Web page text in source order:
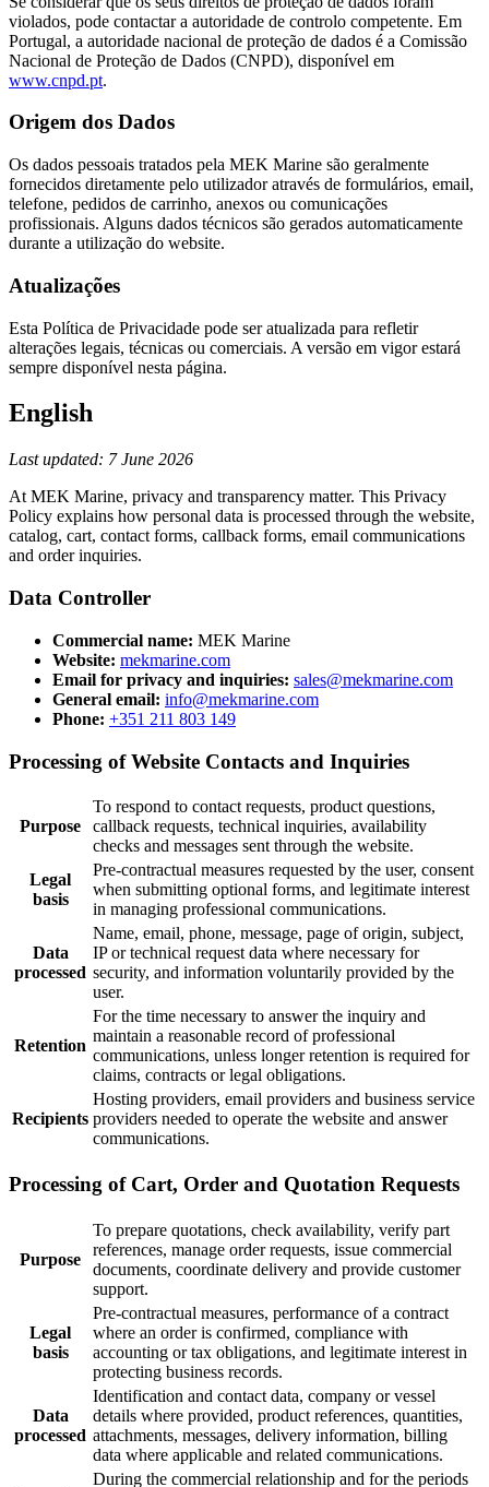
violados, pode contactar a autoridade de controlo competente. Em
Portugal, a autoridade nacional de proteção de dados é a Comissão
Nacional de Proteção de Dados (CNPD), disponível em
www.cnpd.pt.
Origem dos Dados
Os dados pessoais tratados pela MEK Marine são geralmente
fornecidos diretamente pelo utilizador através de formulários, email,
telefone, pedidos de carrinho, anexos ou comunicações
profissionais. Alguns dados técnicos são gerados automaticamente
durante a utilização do website.
Atualizações
Esta Política de Privacidade pode ser atualizada para refletir
alterações legais, técnicas ou comerciais. A versão em vigor estará
sempre disponível nesta página.
English
Last updated: 7 June 2026
At MEK Marine, privacy and transparency matter. This Privacy
Policy explains how personal data is processed through the website,
catalog, cart, contact forms, callback forms, email communications
and order inquiries.
Data Controller
Commercial name: MEK Marine
Website: mekmarine.com
Email for privacy and inquiries: sales@mekmarine.com
General email: info@mekmarine.com
Phone: +351 211 803 149
Processing of Website Contacts and Inquiries
Purpose
To respond to contact requests, product questions,
callback requests, technical inquiries, availability
checks and messages sent through the website.
Legal
basis
Pre-contractual measures requested by the user, consent
when submitting optional forms, and legitimate interest
in managing professional communications.
Data
processed
Name, email, phone, message, page of origin, subject,
IP or technical request data where necessary for
security, and information voluntarily provided by the
user.
Retention
For the time necessary to answer the inquiry and
maintain a reasonable record of professional
communications, unless longer retention is required for
claims, contracts or legal obligations.
Recipients
Hosting providers, email providers and business service
providers needed to operate the website and answer
communications.
Processing of Cart, Order and Quotation Requests
Purpose
To prepare quotations, check availability, verify part
references, manage order requests, issue commercial
documents, coordinate delivery and provide customer
support.
Legal
basis
Pre-contractual measures, performance of a contract
where an order is confirmed, compliance with
accounting or tax obligations, and legitimate interest in
protecting business records.
Data
processed
Identification and contact data, company or vessel
details where provided, product references, quantities,
attachments, messages, delivery information, billing
data where applicable and related communications.
During the commercial relationship and for the periods